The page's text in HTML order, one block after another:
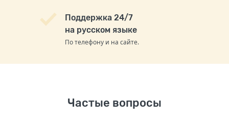
Поддержка 24/7
на русском языке
По телефону и на сайте.
Частые вопросы